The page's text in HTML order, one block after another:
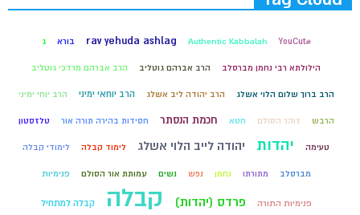
#YouCut
Authentic Kabbalah
rav yehuda ashlag בורא ג
הילולתא רבי נחמן מברסלב הרב אברהם גוטליב הרב אברהם מרדכי גוטליב
הרב ברוך שלום הלוי אשלג הרב יהודה ליב אשלג הרב יוחאי ימיני הרב יוחי ימיני
הרבש זוהר הסולם חטא חכמת הנסתר חסידות בהירה תורה אור טלזסטון
טעימה יהדות יהודה לייב הלוי אשלג לימוד קבלה לימודי קבלה
מברסלב מתורתו נחמן נפש נשים עמותת אור הסולם פנימיות
פנימיות התורה פרדס (יהדות) קבלה קבלה למתחיל